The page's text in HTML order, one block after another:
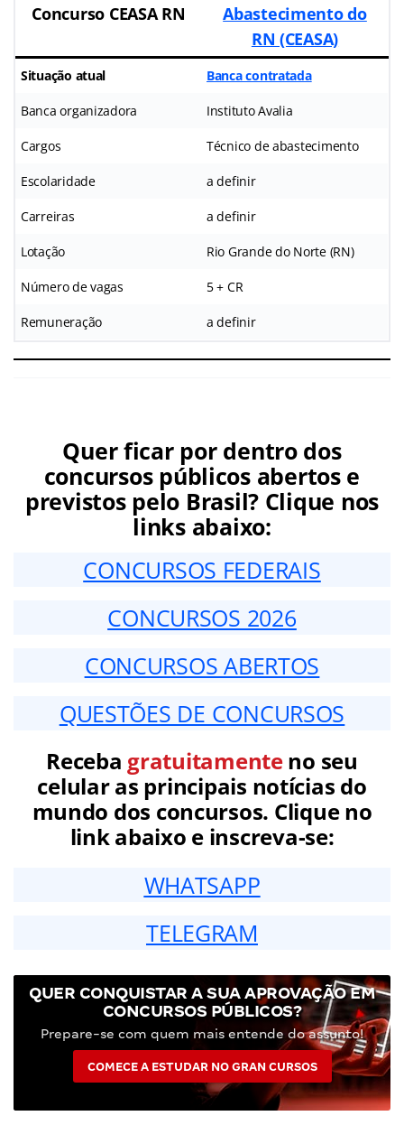
Concurso CEASA RN
Abastecimento do
RN (CEASA)
Situação atual Banca contratada
Banca organizadora Instituto Avalia
Cargos Técnico de abastecimento
Escolaridade a definir
Carreiras a definir
Lotação Rio Grande do Norte (RN)
Número de vagas 5 + CR
Remuneração a definir
Quer ficar por dentro dos
concursos públicos abertos e
previstos pelo Brasil? Clique nos
links abaixo:
CONCURSOS FEDERAIS
CONCURSOS 2026
CONCURSOS ABERTOS
QUESTÕES DE CONCURSOS
Receba gratuitamenteno seu
celular as principais notícias do
mundo dos concursos. Clique no
link abaixo e inscreva-se:
WHATSAPP
TELEGRAM
QUER CONQUISTAR A SUA APROVAÇÃO EM
CONCURSOS PÚBLICOS?
Prepare-se com quem mais entende do assunto!
COMECE A ESTUDAR NO GRAN CURSOS